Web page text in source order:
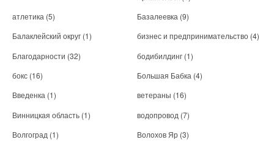
атлетика (5) Базалеевка (9)
Балаклейский округ (1) бизнес и предпринимательство (4)
Благодарности (32) бодибилдинг (1)
бокс (16) Большая Бабка (4)
Введенка (1) ветераны (16)
Винницкая область (1) водопровод (7)
Волгоград (1) Волохов Яр (3)